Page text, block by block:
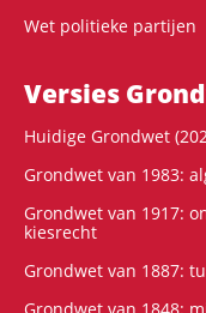
Wet politieke partijen
Versies
Huidige Grondwet
Grondwet van 1983:
Grondwet van 1917:
kiesrecht
Grondwet van 1887: